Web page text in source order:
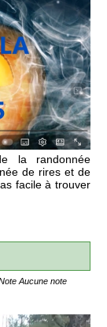
la randonnée
de rires et de
facile à trouver
Aucune note